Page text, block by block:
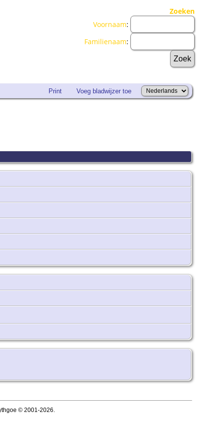
Zoeken
Voornaam:
Familienaam:
Print Voeg bladwijzer toe
© 2001-2026.